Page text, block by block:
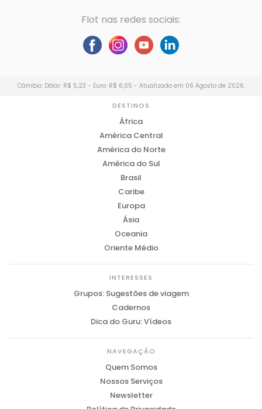
Flot nas redes sociais:
Câmbio: Dólar: R$ 5,23 - Euro: R$ 6,05 - Atualizado em 06 Agosto de 2026.
DESTINOS
África
América Central
América do Norte
América do Sul
Brasil
Caribe
Europa
Ásia
Oceania
Oriente Médio
INTERESSES
Grupos: Sugestões de viagem
Cadernos
Dica do Guru: Vídeos
NAVEGAÇÃO
Quem Somos
Nossos Serviços
Newsletter